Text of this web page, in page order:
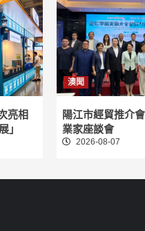
亮相
」
澳聞
陽江市經貿推介
業家座談會
2026-08-07